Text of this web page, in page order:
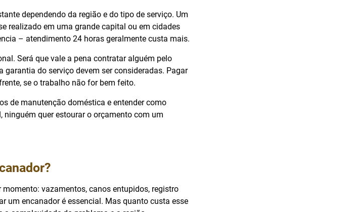
dependendo da região e do tipo de serviço. Um
realizado em uma grande capital ou em cidades
– atendimento 24 horas geralmente custa mais.
Será que vale a pena contratar alguém pelo
garantia do serviço devem ser consideradas. Pagar
se o trabalho não for bem feito.
de manutenção doméstica e entender como
quer estourar o orçamento com um
vazamentos, canos entupidos, registro
um encanador é essencial. Mas quanto custa esse